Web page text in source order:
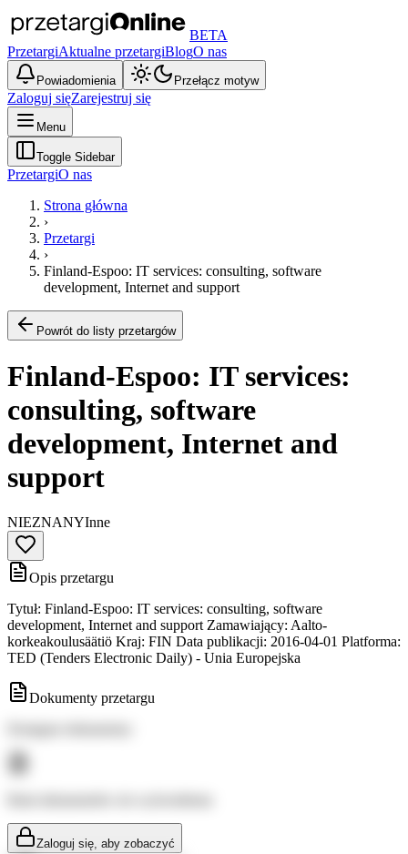
BETA
PrzetargiAktualne przetargiBlogO nas
Powiadomienia Przełącz motyw
Zaloguj sięZarejestruj się
Menu
Toggle Sidebar
PrzetargiO nas
Strona główna
›
Przetargi
›
Finland-Espoo: IT services: consulting, software
development, Internet and support
Powrót do listy przetargów
Finland-Espoo: IT services:
consulting, software
development, Internet and
support
NIEZNANYInne
Opis przetargu
Tytuł: Finland-Espoo: IT services: consulting, software
development, Internet and support Zamawiający: Aalto-
korkeakoulusäätiö Kraj: FIN Data publikacji: 2016-04-01 Platforma:
TED (Tenders Electronic Daily) - Unia Europejska
Dokumenty przetargu
Zaloguj się, aby zobaczyć